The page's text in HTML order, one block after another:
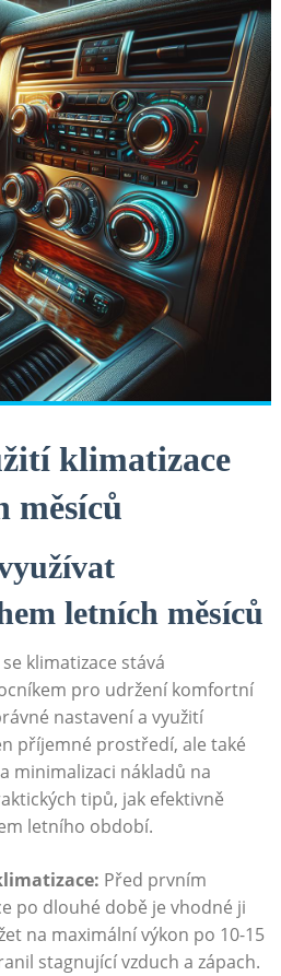
klimatizace
měsíců
letních měsíců
klimatizace stává
pro udržení ​komfortní
nastavení ‍a využití
příjemné prostředí, ale také
minimalizaci nákladů na
tipů, jak efektivně
letního období.
Před prvním
po dlouhé době je vhodné⁢ ji
na maximální výkon po 10-15
stagnující‌ vzduch a zápach.